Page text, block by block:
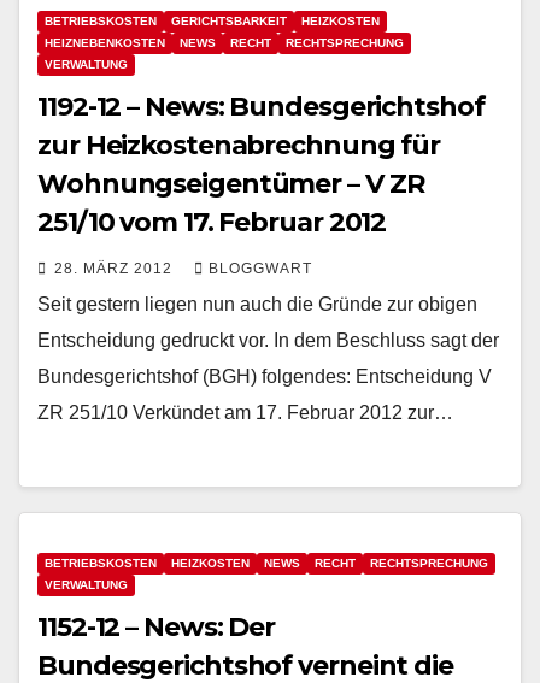
BETRIEBSKOSTEN GERICHTSBARKEIT
HEIZKOSTEN
HEIZNEBENKOSTEN
NEWS RECHT
RECHTSPRECHUNG
VERWALTUNG
1192-12 – News: Bundesgerichtshof
zur Heizkostenabrechnung für
Wohnungseigentümer – V ZR
251/10 vom 17. Februar 2012
28. MÄRZ 2012 BLOGGWART
Seit gestern liegen nun auch die Gründe zur obigen
Entscheidung gedruckt vor. In dem Beschluss sagt der
Bundesgerichtshof (BGH) folgendes: Entscheidung V
ZR 251/10 Verkündet am 17. Februar 2012 zur…
BETRIEBSKOSTEN HEIZKOSTEN NEWS RECHT
RECHTSPRECHUNG
VERWALTUNG
1152-12 – News: Der
Bundesgerichtshof verneint die